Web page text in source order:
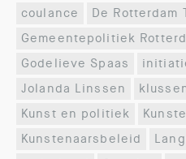
coulance
De Rotterdam
Gemeentepolitiek
Godelieve Spaas
Jolanda Linssen
Kunst en politiek
Kunstenaarsbeleid